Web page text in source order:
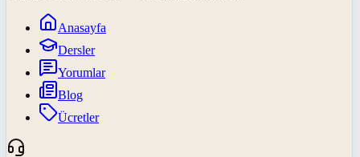
Anasayfa
Dersler
Yorumlar
Blog
Ücretler